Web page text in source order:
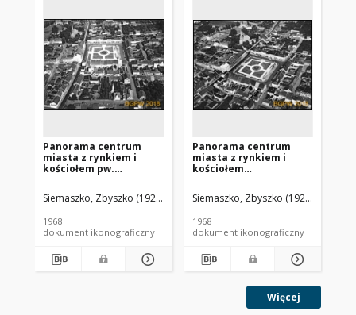
Panorama centrum
miasta z rynkiem i
kościołem pw.
Pana Jezusa, widok
lotniczy od strony
Siemaszko, Zbyszko (1925-2015).
1968
dokument ikonograficzny
Panorama centrum
miasta z rynkiem i
kościołem
Pana Jezusa, widok
lotniczy od strony
Bojanowo
Siemaszko, Zbyszko (1925-2015).
1968
dokument ikonograficzny
Więcej